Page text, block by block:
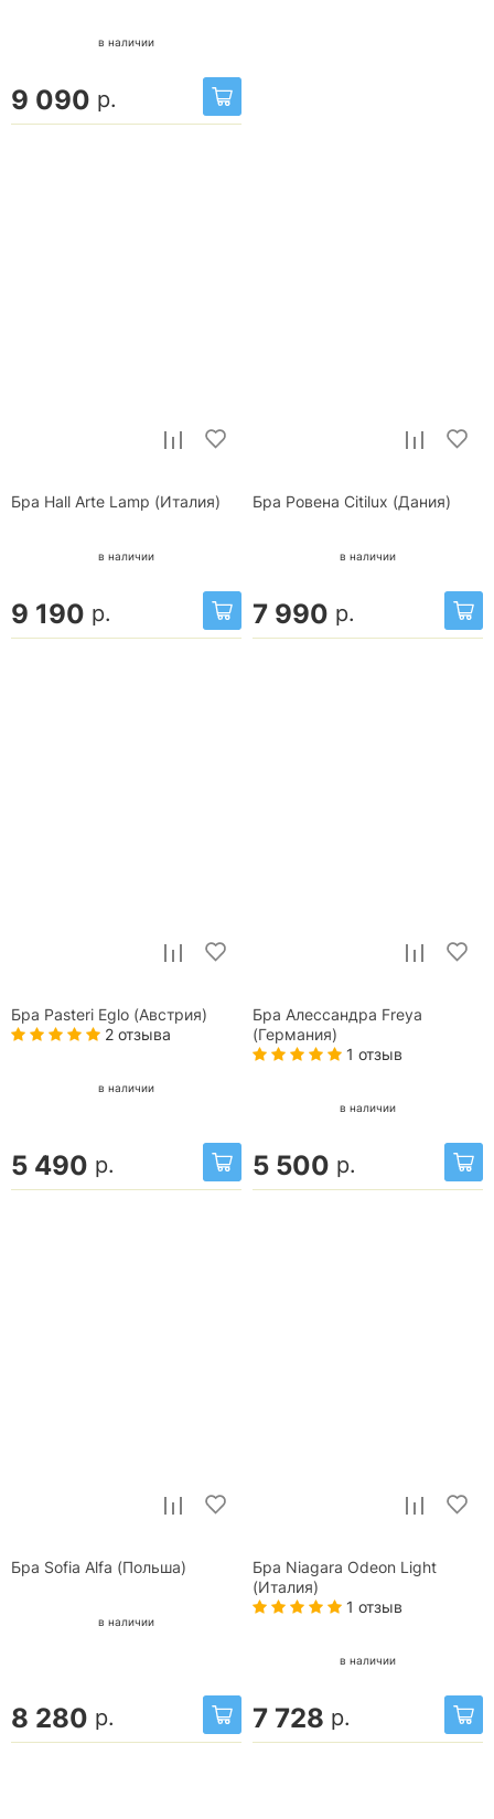
в наличии
9 090 р.
Бра Hall Arte Lamp (Италия)
в наличии
9 190 р.
Бра Ровена Citilux (Дания)
в наличии
7 990 р.
Бра Pasteri Eglo (Австрия)
2 отзыва
в наличии
5 490 р.
Бра Алессандра Freya
(Германия)
1 отзыв
в наличии
5 500 р.
Бра Sofia Alfa (Польша)
в наличии
8 280 р.
Бра Niagara Odeon Light
(Италия)
1 отзыв
в наличии
7 728 р.